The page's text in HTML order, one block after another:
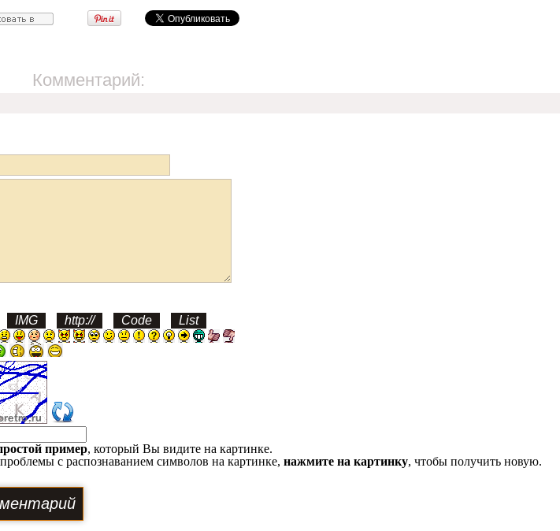
Комментарий:
пример, который Вы видите на картинке.
с распознаванием символов на картинке, нажмите на картинку, чтобы получить новую.